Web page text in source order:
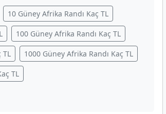
10 Güney Afrika Randı Kaç TL
100 Güney Afrika Randı Kaç TL
TL 1000 Güney Afrika Randı Kaç TL
TL